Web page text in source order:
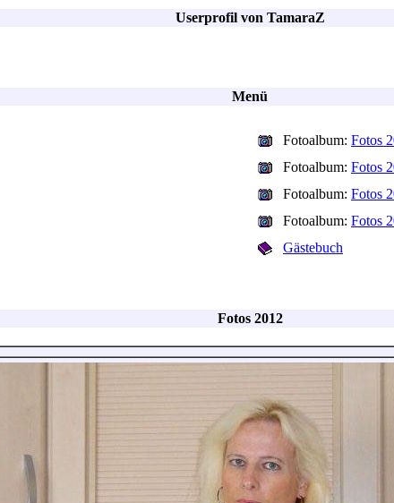
Userprofil von TamaraZ
Menü
Fotoalbum: Fotos
Fotoalbum: Fotos
Fotoalbum: Fotos
Fotoalbum: Fotos
Gästebuch
Fotos 2012